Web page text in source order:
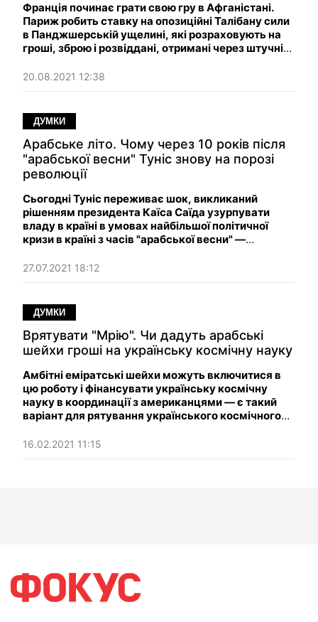
Франція починає грати свою гру в Афганістані.
Париж робить ставку на опозиційні Талібану сили
в Панджшерській ущелині, які розраховують на
гроші, зброю і розвіддані, отримані через штучні
20.08.2021 12:38
ДУМКИ
Арабське літо. Чому через 10 років після
"арабської весни" Туніс знову на порозі
революції
Сьогодні Туніс переживає шок, викликаний
рішенням президента Каїса Саїда узурпувати
владу в країні в умовах найбільшої політичної
кризи в країні з часів "арабської весни" —
27.07.2021 18:12
ДУМКИ
Врятувати "Мрію". Чи дадуть арабські
шейхи гроші на українську космічну науку
Амбітні еміратські шейхи можуть включитися в
цю роботу і фінансувати українську космічну
науку в координації з американцями — є такий
варіант для рятування українського космічного
16.02.2021 11:15